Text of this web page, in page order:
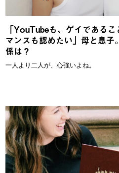
「YouTubeも、ゲイである
マンスも認めたい」母と息子
係は？
一人より二人が、心強いよね。